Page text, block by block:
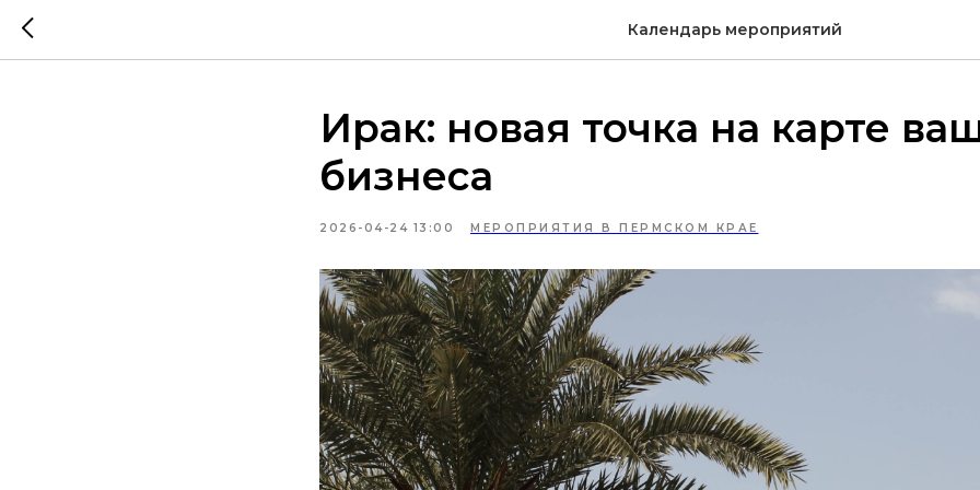
Календарь мероприятий
Ирак: новая точка на карте
бизнеса
2026-04-24 13:00 МЕРОПРИЯТИЯ В ПЕРМСКОМ КРАЕ